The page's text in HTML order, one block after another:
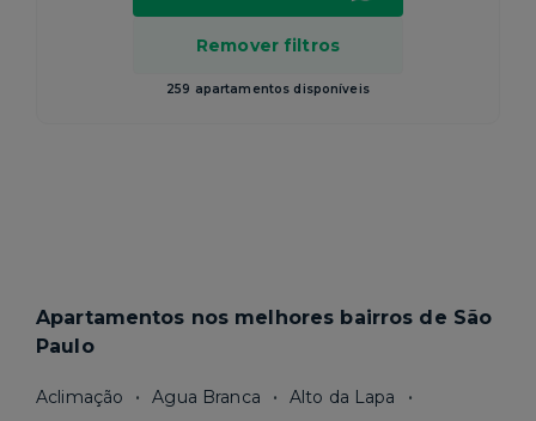
Remover filtros
259 apartamentos disponíveis
Apartamentos nos melhores bairros de São
Paulo
Aclimação Agua Branca
Alto da Lapa